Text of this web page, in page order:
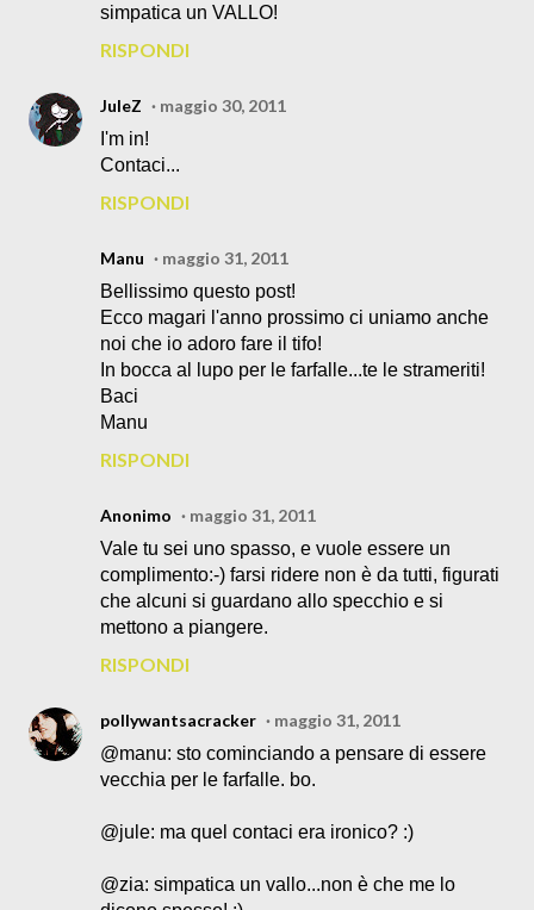
simpatica un VALLO!
RISPONDI
JuleZ
maggio 30, 2011
I'm in!
Contaci...
RISPONDI
Manu
maggio 31, 2011
Bellissimo questo post!
Ecco magari l'anno prossimo ci uniamo anche
noi che io adoro fare il tifo!
In bocca al lupo per le farfalle...te le strameriti!
Baci
Manu
RISPONDI
Anonimo
maggio 31, 2011
Vale tu sei uno spasso, e vuole essere un
complimento:-) farsi ridere non è da tutti, figurati
che alcuni si guardano allo specchio e si
mettono a piangere.
RISPONDI
pollywantsacracker
maggio 31, 2011
@manu: sto cominciando a pensare di essere
vecchia per le farfalle. bo.
@jule: ma quel contaci era ironico? :)
@zia: simpatica un vallo...non è che me lo